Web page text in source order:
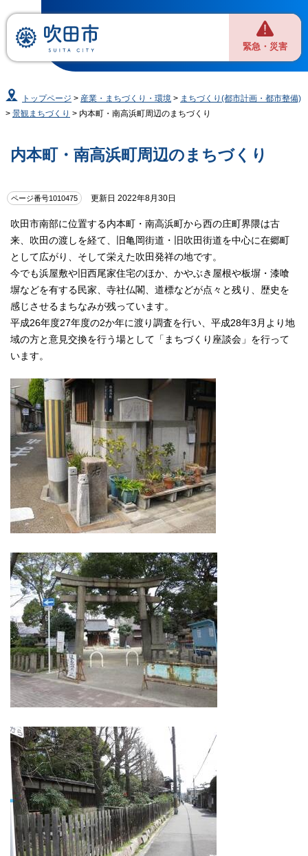
緊急・災害
トップページ > 産業・まちづくり・環境 > まちづくり(都市計画・都市整備)
> 景観まちづくり > 内本町・南高浜町周辺のまちづくり
内本町・南高浜町周辺のまちづくり
ページ番号1010475 更新日 2022年8月30日
吹田市南部に位置する内本町・南高浜町から西の庄町界隈は古
来、吹田の渡しを経て、旧亀岡街道・旧吹田街道を中心に在郷町
として広がり、そして栄えた吹田発祥の地です。
今でも浜屋敷や旧西尾家住宅のほか、かやぶき屋根や板塀・漆喰
塀などを有する民家、寺社仏閣、道標などが点々と残り、歴史を
感じさせるまちなみが残っています。
平成26年度27年度の2か年に渡り調査を行い、平成28年3月より地
域の方と意見交換を行う場として「まちづくり座談会」を行って
います。